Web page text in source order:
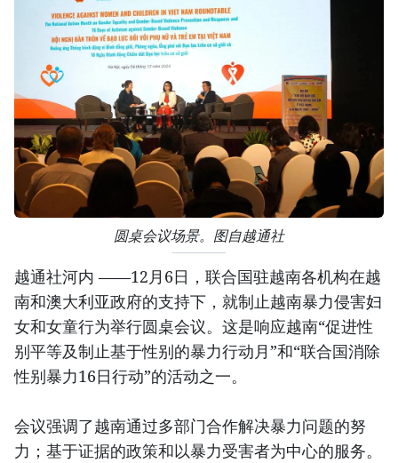
圆桌会议场景。图自越通社
越通社河内 ——12月6日，联合国驻越南各机构在越
南和澳大利亚政府的支持下，就制止越南暴力侵害妇
女和女童行为举行圆桌会议。这是响应越南“促进性
别平等及制止基于性别的暴力行动月”和“联合国消除
性别暴力16日行动”的活动之一。
会议强调了越南通过多部门合作解决暴力问题的努
力；基于证据的政策和以暴力受害者为中心的服务。